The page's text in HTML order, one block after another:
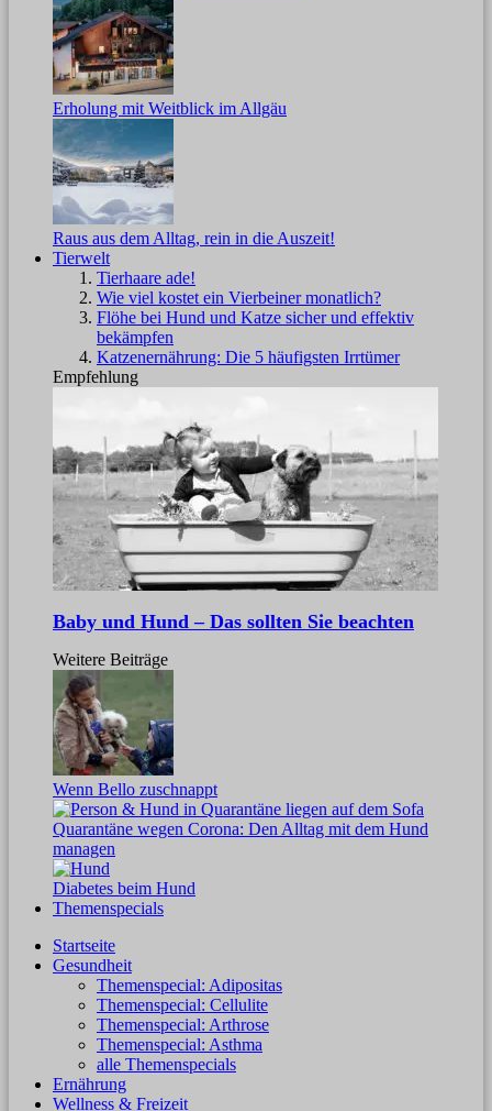
Erholung mit Weitblick im Allgäu
Raus aus dem Alltag, rein in die Auszeit!
Tierwelt
Tierhaare ade!
Wie viel kostet ein Vierbeiner monatlich?
Flöhe bei Hund und Katze sicher und effektiv
bekämpfen
Katzenernährung: Die 5 häufigsten Irrtümer
Empfehlung
Baby und Hund – Das sollten Sie beachten
Weitere Beiträge
Wenn Bello zuschnappt
Quarantäne wegen Corona: Den Alltag mit dem Hund
managen
Diabetes beim Hund
Themenspecials
Startseite
Gesundheit
Themenspecial: Adipositas
Themenspecial: Cellulite
Themenspecial: Arthrose
Themenspecial: Asthma
alle Themenspecials
Ernährung
Wellness & Freizeit